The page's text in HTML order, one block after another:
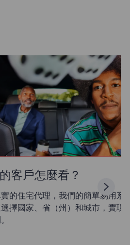
看？
，我們的簡單易用系統可以讓
（州）和城市，實現靈活的網